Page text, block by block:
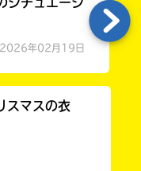
2026年02月19日
スマスの衣